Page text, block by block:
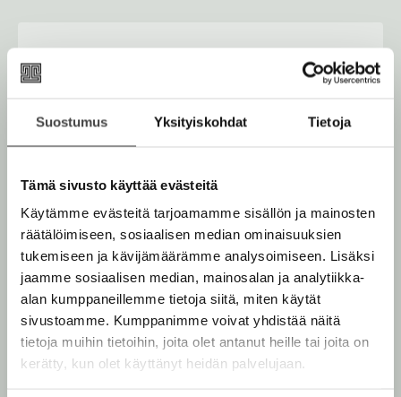
Suostumus Yksityiskohdat Tietoja
Tämä sivusto käyttää evästeitä
Käytämme evästeitä tarjoamamme sisällön ja mainosten
räätälöimiseen, sosiaalisen median ominaisuuksien
tukemiseen ja kävijämäärämme analysoimiseen. Lisäksi
jaamme sosiaalisen median, mainosalan ja analytiikka-
alan kumppaneillemme tietoja siitä, miten käytät
sivustoamme. Kumppanimme voivat yhdistää näitä
tietoja muihin tietoihin, joita olet antanut heille tai joita on
kerätty, kun olet käyttänyt heidän palvelujaan.
t
ä
e
t
e
n
Osta teos
O
a
K
j
.
f
i
A
u
k
e
a
K
u
n
t
e
l
e
Äänikirja
B
o
k
b
e
a
t
A
u
k
K
u
u
n
t
e
l
e
E-kirja / epub3
B
o
o
k
b
e
a
t
A
Muut teokset